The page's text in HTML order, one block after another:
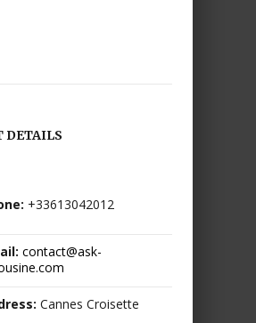
DETAILS
+33613042012
contact@ask-
Cannes Croisette